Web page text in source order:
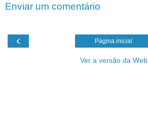
Enviar um comentário
‹ Página inicial
Ver a versão da Web